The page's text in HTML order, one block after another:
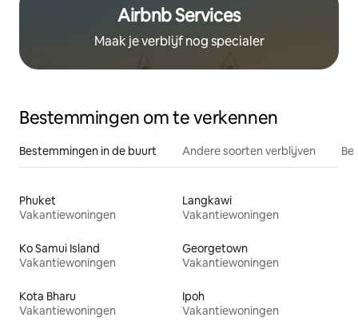
Airbnb Services
Maak je verblijf nog specialer
Bestemmingen om te verkennen
Bestemmingen in de buurt Andere soorten verblijven
Phuket
Vakantiewoningen
Langkawi
Vakantiewoningen
Ko Samui Island
Vakantiewoningen
Georgetown
Vakantiewoningen
Kota Bharu
Vakantiewoningen
Ipoh
Vakantiewoningen